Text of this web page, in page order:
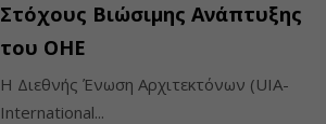
Στόχους Βιώσιμης Ανάπτυξης
του ΟΗΕ
Η Διεθνής Ένωση Αρχιτεκτόνων (UIA-
International...